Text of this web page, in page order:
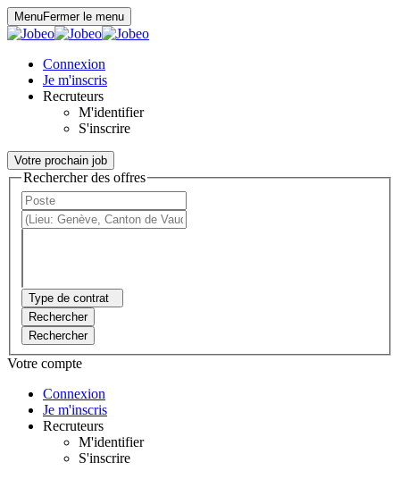
MenuFermer le menu
Connexion
Je m'inscris
Recruteurs
M'identifier
S'inscrire
Votre prochain job
Rechercher des offres
Type de contrat
Rechercher
Rechercher
Votre compte
Connexion
Je m'inscris
Recruteurs
M'identifier
S'inscrire
Panneau de gestion des cookies